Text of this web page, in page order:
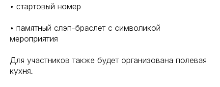
• стартовый номер
• памятный слэп-браслет с символикой
мероприятия
Для участников также будет организована полевая
кухня.